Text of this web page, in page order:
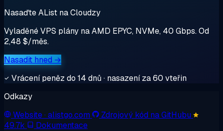
Nasaďte AList na Cloudzy
Vyladěné VPS plány na AMD EPYC, NVMe, 40 Gbps. Od
2,48 $/měs.
Nasadit hned →
Vrácení peněz do 14 dnů · nasazení za 60 vteřin
Odkazy
Website· alistgo.com
Zdrojový kód na GitHubu
49.7k
Dokumentace